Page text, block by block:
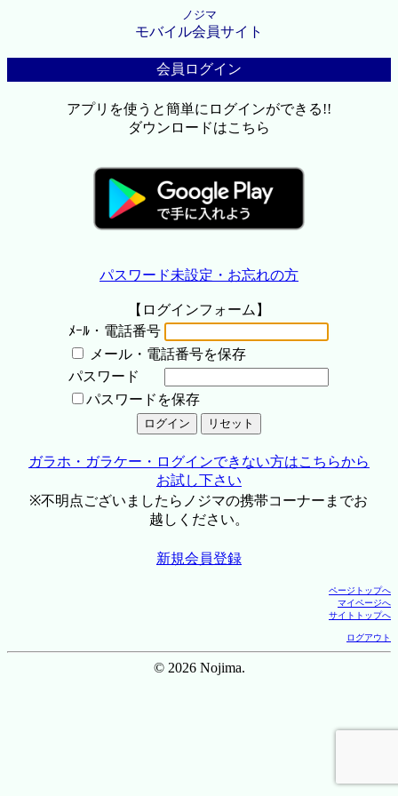
ノジマ
モバイル会員サイト
会員ログイン
アプリを使うと簡単にログインができる!!
ダウンロードはこちら
パスワード未設定・お忘れの方
【ログインフォーム】
ﾒｰﾙ・電話番号
メール・電話番号を保存
パスワード
パスワードを保存
ガラホ・ガラケー・ログインできない方はこちらから
お試し下さい
※不明点ございましたらノジマの携帯コーナーまでお
越しください。
新規会員登録
ページトップへ
マイページへ
サイトトップへ
ログアウト
© 2026 Nojima.